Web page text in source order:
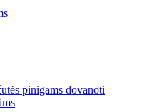
pinigams dovanoti